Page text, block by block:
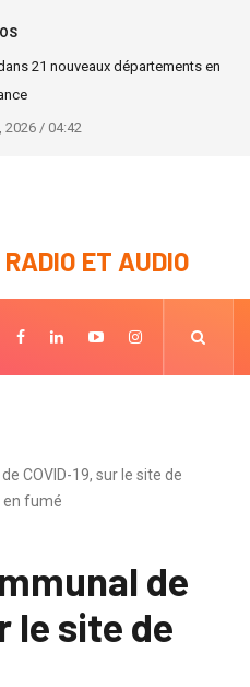
21 nouveaux départements en
2026 / 04:42
ET AUDIO
COVID-19, sur le site de
en fumé
de
le site de